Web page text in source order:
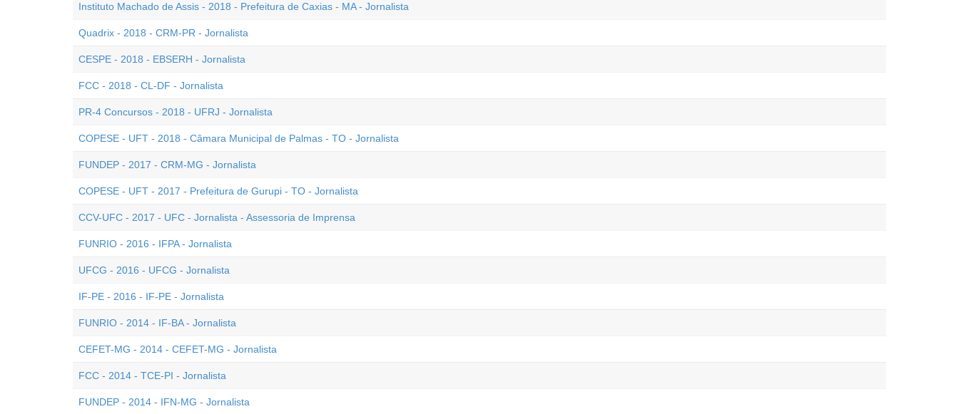
Instituto Machado de Assis - 2018 - Prefeitura de Caxias - MA - Jornalista
Quadrix - 2018 - CRM-PR - Jornalista
CESPE - 2018 - EBSERH - Jornalista
FCC - 2018 - CL-DF - Jornalista
PR-4 Concursos - 2018 - UFRJ - Jornalista
COPESE - UFT - 2018 - Câmara Municipal de Palmas - TO - Jornalista
FUNDEP - 2017 - CRM-MG - Jornalista
COPESE - UFT - 2017 - Prefeitura de Gurupi - TO - Jornalista
CCV-UFC - 2017 - UFC - Jornalista - Assessoria de Imprensa
FUNRIO - 2016 - IFPA - Jornalista
UFCG - 2016 - UFCG - Jornalista
IF-PE - 2016 - IF-PE - Jornalista
FUNRIO - 2014 - IF-BA - Jornalista
CEFET-MG - 2014 - CEFET-MG - Jornalista
FCC - 2014 - TCE-PI - Jornalista
FUNDEP - 2014 - IFN-MG - Jornalista